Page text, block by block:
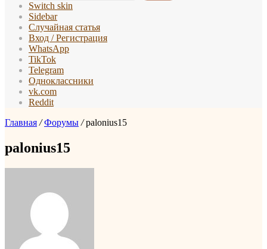
Switch skin
Sidebar
Случайная статья
Вход / Регистрация
WhatsApp
TikTok
Telegram
Одноклассники
vk.com
Reddit
Главная / Форумы / palonius15
palonius15